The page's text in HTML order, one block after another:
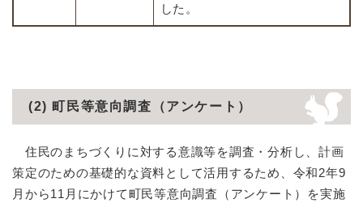
した。
(2) 町民等意向調査（アンケート）
住民のまちづくりに対する意識等を調査・分析し、計画
策定のための基礎的な資料として活用するため、令和2年9
月から11月にかけて町民等意向調査（アンケート）を実施